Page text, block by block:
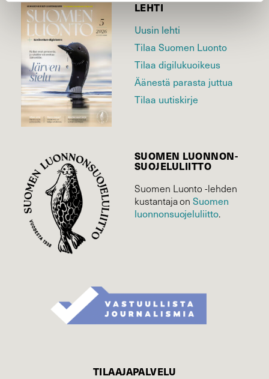
LEHTI
Uusin lehti
Tilaa Suomen Luonto
Tilaa digilukuoikeus
Äänestä parasta juttua
Tilaa uutiskirje
SUOMEN LUONNON­
SUOJELU­LIITTO
Suomen Luonto -lehden
kustantaja onSuomen
luonnonsuojelu­liitto.
TILAAJAPALVELU